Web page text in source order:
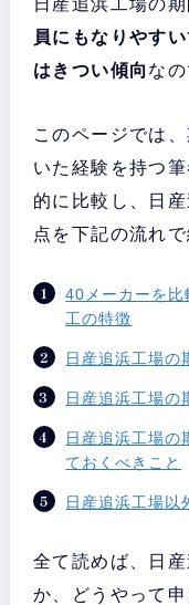
員にもなりやす
はきつい傾向 な
このページでは
いた経験を持つ
的に比較し、日
点を下記の流れで
40メーカーを比
工の特徴
日産追浜工場の
日産追浜工場の
日産追浜工場の
ておくべきこと
日産追浜工場以
全て読めば、日
か、どうやって